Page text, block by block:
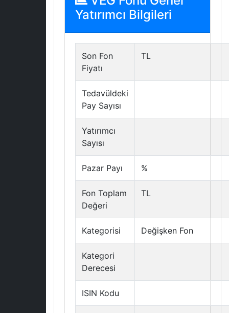
Yatırımcı Bilgileri
Son Fon
Fiyatı
TL
Tedavüldeki
Pay Sayısı
Yatırımcı
Sayısı
Pazar Payı %
Fon Toplam
Değeri
TL
Kategorisi Değişken Fon
Kategori
Derecesi
ISIN Kodu